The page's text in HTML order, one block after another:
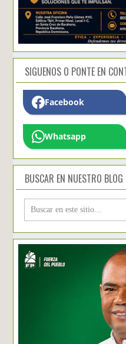
SIGUENOS O PONTE EN
Facebook
Whatsapp
BUSCAR EN NUESTRO BLOG